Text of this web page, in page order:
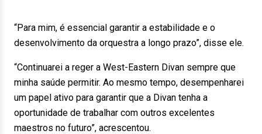
“Para mim, é essencial garantir a estabilidade e o
desenvolvimento da orquestra a longo prazo”, disse ele.
“Continuarei a reger a West-Eastern Divan sempre que
minha saúde permitir. Ao mesmo tempo, desempenharei
um papel ativo para garantir que a Divan tenha a
oportunidade de trabalhar com outros excelentes
maestros no futuro”, acrescentou.